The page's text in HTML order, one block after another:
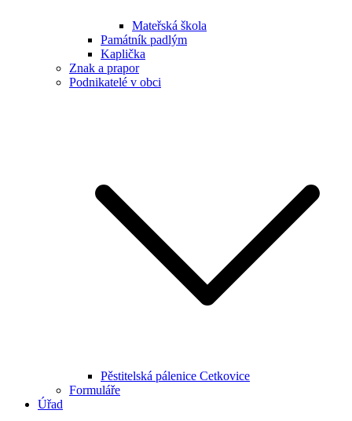
Mateřská škola
Památník padlým
Kaplička
Znak a prapor
Podnikatelé v obci
Pěstitelská pálenice Cetkovice
Formuláře
Úřad